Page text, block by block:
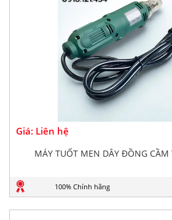
Giá: Liên hệ
MÁY TUỐT MEN DÂY ĐỒNG CẦM
100% Chính hãng